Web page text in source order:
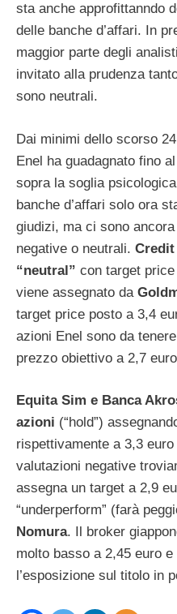
sta anche approfittanndo
delle banche d’affari. In
maggior parte degli
invitato alla prudenza
sono neutrali.
Dai minimi dello scorso
Enel ha guadagnato fino
sopra la soglia
banche d’affari solo ora
giudizi, ma ci sono
negative o neutrali. Credit
“neutral” con target
viene assegnato da
target price posto a 3,4
azioni Enel sono da
prezzo obiettivo a 2,7
Equita Sim e Banca
azioni (“hold”)
rispettivamente a 3,3
valutazioni negative
assegna un target a 2,9
“underperform” (farà
Nomura. Il broker
molto basso a 2,45 euro
l’esposizione sul titolo in